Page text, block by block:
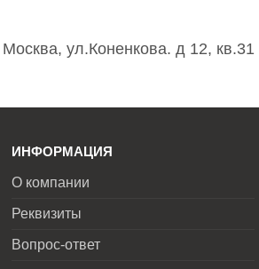
Москва, ул.Коненкова. д 12, кв.31
ИНФОРМАЦИЯ
О компании
Реквизиты
Вопрос-ответ